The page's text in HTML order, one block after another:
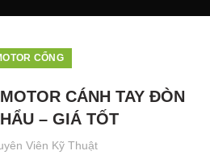
CỔNG
CÁNH TAY ĐÒN
– GIÁ TỐT
Viên Kỹ Thuật